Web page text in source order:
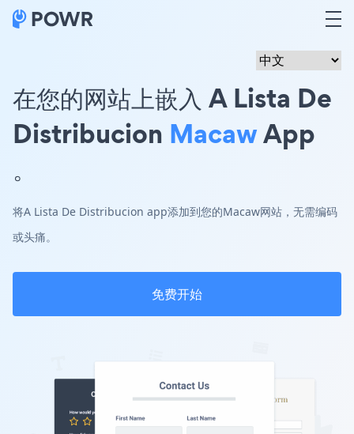
在您的网站上嵌入 A Lista De
Distribucion MacawApp
。
将A Lista De Distribucion app添加到您的Macaw网站，无需编码
或头痛。
免费开始